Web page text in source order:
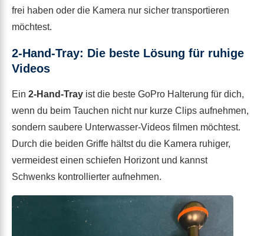
frei haben oder die Kamera nur sicher transportieren
möchtest.
2-Hand-Tray: Die beste Lösung für ruhige
Videos
Ein 2-Hand-Tray ist die beste GoPro Halterung für dich,
wenn du beim Tauchen nicht nur kurze Clips aufnehmen,
sondern saubere Unterwasser-Videos filmen möchtest.
Durch die beiden Griffe hältst du die Kamera ruhiger,
vermeidest einen schiefen Horizont und kannst
Schwenks kontrollierter aufnehmen.